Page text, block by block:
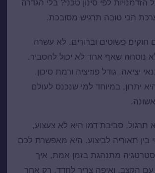
הזדמנויות לפי סינון טכני? בלי הגדרה
הכי טובה תרגיש מסובכת.
חוקים פשוטים וברורים. לא עשרה
נוסחה שאף אחד לא יכול להסביר.
יציאה, גודל פוזיציה ורמת סיכון.
יתרון, במיוחד למי שנכנס לעולם
תרגול. סביבת דמו היא לא צעצוע,
בין תאוריה לביצוע. היא מאפשרת לכם
מתנהגת בזמן אמת, איך
הקצב, ואיפה צריך לחדד. רק אחר